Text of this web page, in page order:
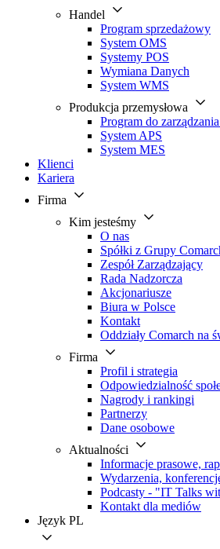
Handel
Program sprzedażowy
System OMS
Systemy POS
Wymiana Danych
System WMS
Produkcja przemysłowa
Program do
System APS
System MES
Klienci
Kariera
Firma
Kim jesteśmy
O nas
Spółki z Grupy
Zespół Zarządzający
Rada Nadzorcza
Akcjonariusze
Biura w Polsce
Kontakt
Oddziały Comarch na
Firma
Profil i strategia
Odpowiedzialność
Nagrody i rankingi
Partnerzy
Dane osobowe
Aktualności
Informacje prasowe,
Wydarzenia,
Podcasty - "IT Talks
Kontakt dla mediów
Język PL